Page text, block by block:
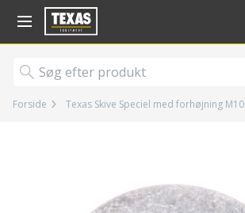
Gå til kurv (
Forside Texas Skive Speciel med forhøjning M10